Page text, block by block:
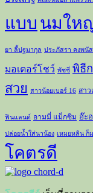
แบบ นมให
ยา ลี้ปฐมากุล ประภัสรา คงพนัส
มอเตอร์โชว์ พัชชี่ พิธี
สวย สาวน้อยเบอร์ 16 สาว
ฟินแลนด์ อามมี่ แม็กซิม อ๊ะ
ปล่อยน้ำใส่นาน้อง เหมยหลิน ก็
โคตรดี